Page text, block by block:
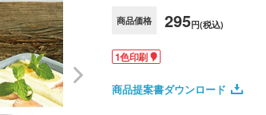
商品価格 295円(税込)
1色印刷
商品提案書ダウンロード